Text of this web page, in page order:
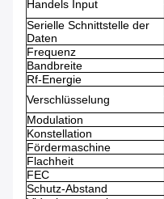
Handels Input
Serielle Schnittstelle der
Daten
Frequenz
Bandbreite
Rf-Energie
Verschlüsselung
Modulation
Konstellation
Fördermaschine
Flachheit
FEC
Schutz-Abstand